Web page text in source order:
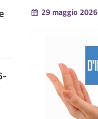
29 maggio 2026